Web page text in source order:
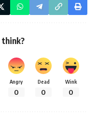
think?
Angry
0
Dead
0
Wink
0